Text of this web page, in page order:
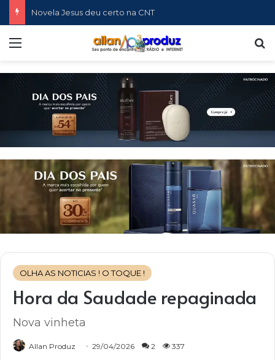
Novela Jesus deu certo na CNT
OLHA AS NOTICIAS ! O TOQUE !
Hora da Saudade repaginada
Nova vinheta
Allan Produz 29/04/2026 2 337